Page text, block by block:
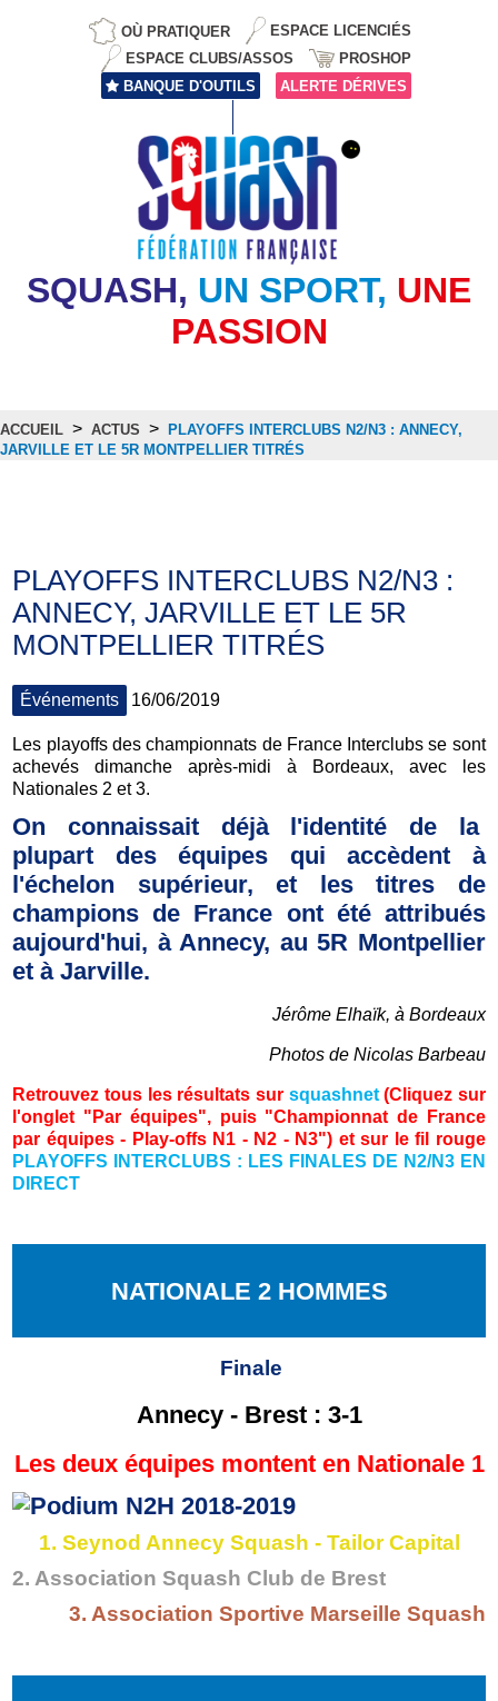
OÙ PRATIQUER
ESPACE LICENCIÉS
ESPACE CLUBS/ASSOS
PROSHOP
BANQUE D'OUTILS
ALERTE DÉRIVES
SQUASH, UN SPORT, UNE
PASSION
ACCUEIL > ACTUS > PLAYOFFS INTERCLUBS N2/N3 : ANNECY,
JARVILLE ET LE 5R MONTPELLIER TITRÉS
PLAYOFFS INTERCLUBS N2/N3 :
ANNECY, JARVILLE ET LE 5R
MONTPELLIER TITRÉS
Événements 16/06/2019
Les playoffs des championnats de France Interclubs se sont
achevés dimanche après-midi à Bordeaux, avec les
Nationales 2 et 3.
On connaissait déjà l'identité de la
plupart des équipes qui accèdent à
l'échelon supérieur, et les titres de
champions de France ont été attribués
aujourd'hui, à Annecy, au 5R Montpellier
et à Jarville.
Jérôme Elhaïk, à Bordeaux
Photos de Nicolas Barbeau
Retrouvez tous les résultats sur squashnet (Cliquez sur
l'onglet "Par équipes", puis "Championnat de France
par équipes - Play-offs N1 - N2 - N3") et sur le fil rouge
PLAYOFFS INTERCLUBS : LES FINALES DE N2/N3 EN
DIRECT
NATIONALE 2 HOMMES
Finale
Annecy - Brest : 3-1
Les deux équipes montent en Nationale 1
1. Seynod Annecy Squash - Tailor Capital
2. Association Squash Club de Brest
3. Association Sportive Marseille Squash